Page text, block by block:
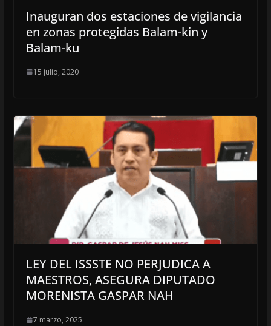
Inauguran dos estaciones de vigilancia
en zonas protegidas Balam-kin y
Balam-ku
15 julio, 2020
LEY DEL ISSSTE NO PERJUDICA A
MAESTROS, ASEGURA DIPUTADO
MORENISTA GASPAR NAH
7 marzo, 2025